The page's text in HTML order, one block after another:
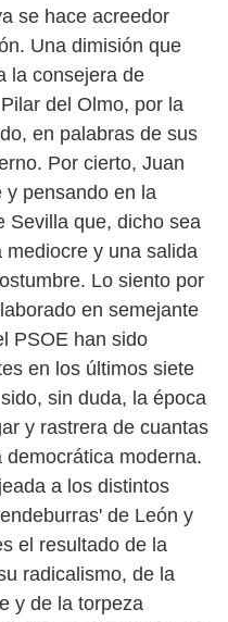
se hace acreedor
Una dimisión que
la consejera de
del Olmo, por la
en palabras de sus
Por cierto, Juan
y pensando en la
Sevilla que, dicho sea
y una salida
Lo siento por
en semejante
PSOE han sido
en los últimos siete
sin duda, la época
y rastrera de cuantas
moderna.
a los distintos
de León y
el resultado de la
radicalismo, de la
y de la torpeza